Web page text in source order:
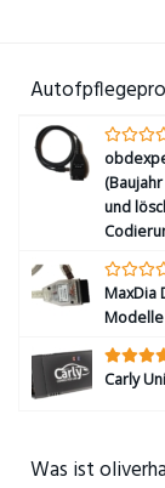
und
MaxDia
Modelle
Carly
Was ist